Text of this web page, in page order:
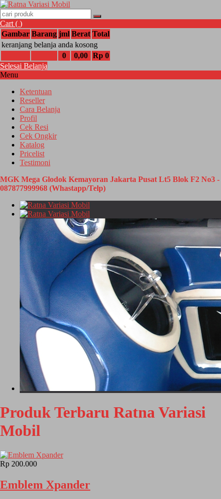
Cart ( )
Gambar Barang jml Berat Total
keranjang belanja anda kosong
0
0,00 Rp 0
Selesai Belanja
Menu
Ketentuan
Reseller
Cara Belanja
Profil
Cek Resi
Cek Ongkir
Katalog
Pricelist
Testimoni
MGK Mega Glodok Kemayoran Jakarta Pusat Lt5 Blok F2 No3 -
087877999968 (Whastapp/Telp)
Produk Terbaru Ratna Variasi
Mobil
Rp 200.000
Emblem Xpander